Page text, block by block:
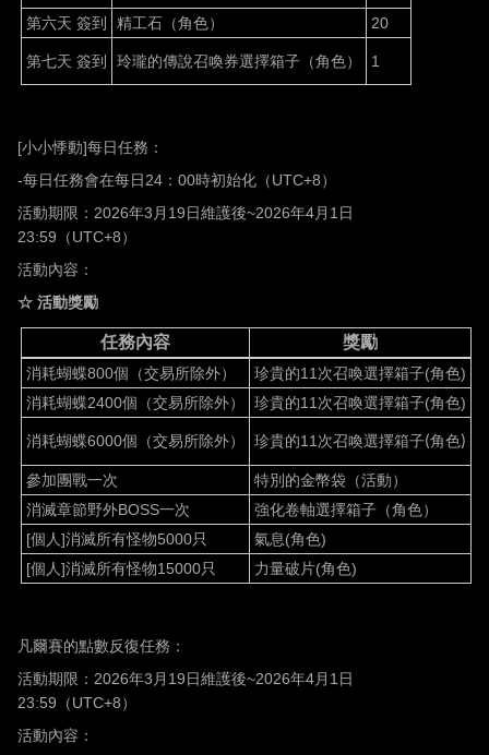
第六天 簽到 精工石（角色） 20
第七天 簽到 玲瓏的傳說召喚券選擇箱子（角色） 1
[小小悸動]每日任務：
-每日任務會在每日24 ： 00時初始化（UTC+8）
活動期限： 2026年3 月 19日維護後~2026年4月 1 日
23:59 （UTC+8）
活動內容：
☆ 活動獎勵
任務內容 獎勵
消耗蝴蝶800個（交易所除外） 珍貴的11 次召喚選擇箱子(角色)
消耗蝴蝶2400個（交易所除外） 珍貴的11 次召喚選擇箱子(角色)
消耗蝴蝶6000個（交易所除外） 珍貴的11 次召喚選擇箱子(角色)
參加團戰一次 特別的金幣袋（活動）
消滅章節野外BOSS一次 強化卷軸選擇箱子（角色）
[個人]消滅所有怪物5000只 氣息(角色)
[個人]消滅所有怪物15000只 力量破片(角色)
凡爾賽的點數反復任務：
活動期限： 2026年3 月 19日維護後~2026年4月 1 日
23:59 （UTC+8）
活動內容：